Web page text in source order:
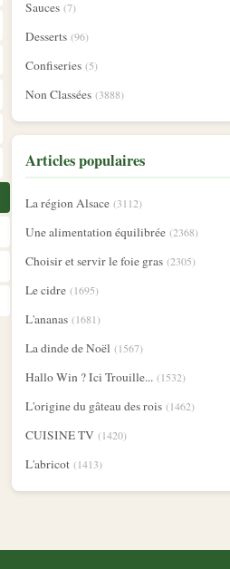
Sauces (7)
Desserts (96)
Confiseries (5)
Non Classées (3888)
Articles populaires
La région Alsace (3112)
Une alimentation équilibrée (2368)
Choisir et servir le foie gras (2305)
Le cidre (1695)
L'ananas (1681)
La dinde de Noël (1567)
Hallo Win ? Ici Trouille... (1532)
L'origine du gâteau des rois (1462)
CUISINE TV (1420)
L'abricot (1413)